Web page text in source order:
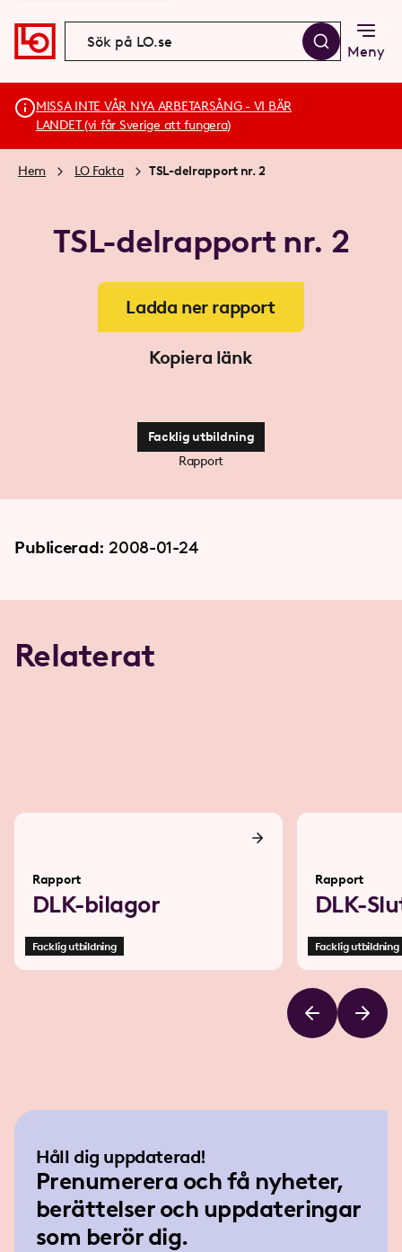
Meny
MISSA INTE VÅR NYA ARBETARSÅNG - VI BÄR
LANDET (vi får Sverige att fungera)
Hem LO Fakta TSL-delrapport nr. 2
TSL-delrapport nr. 2
Ladda ner rapport
Kopiera länk
Facklig utbildning
Rapport
Publicerad: 2008-01-24
Relaterat
Rapport
DLK-bilagor
Facklig utbildning
Rapport
DLK-
Facklig utbildning
Håll dig uppdaterad!
Prenumerera och få nyheter,
berättelser och uppdateringar
som berör dig.